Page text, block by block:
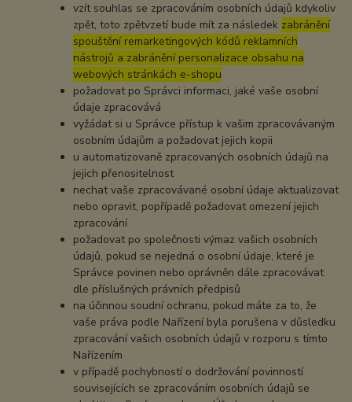
vzít souhlas se zpracováním osobních údajů kdykoliv
zpět, toto zpětvzetí bude mít za následek zabránění
spouštění remarketingových kódů reklamních
nástrojů a zabránění personalizace obsahu na
webových stránkách e-shopu
požadovat po Správci informaci, jaké vaše osobní
údaje zpracovává
vyžádat si u Správce přístup k vašim zpracovávaným
osobním údajům a požadovat jejich kopii
u automatizovaně zpracovaných osobních údajů na
jejich přenositelnost
nechat vaše zpracovávané osobní údaje aktualizovat
nebo opravit, popřípadě požadovat omezení jejich
zpracování
požadovat po společnosti výmaz vašich osobních
údajů, pokud se nejedná o osobní údaje, které je
Správce povinen nebo oprávněn dále zpracovávat
dle příslušných právních předpisů
na účinnou soudní ochranu, pokud máte za to, že
vaše práva podle Nařízení byla porušena v důsledku
zpracování vašich osobních údajů v rozporu s tímto
Nařízením
v případě pochybností o dodržování povinností
souvisejících se zpracováním osobních údajů se